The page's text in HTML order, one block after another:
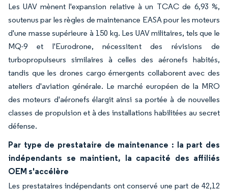
Les UAV mènent l'expansion relative à un TCAC de 6,93 %,
soutenus par les règles de maintenance EASA pour les moteurs
d'une masse supérieure à 150 kg. Les UAV militaires, tels que le
MQ-9 et l'Eurodrone, nécessitent des révisions de
turbopropulseurs similaires à celles des aéronefs habités,
tandis que les drones cargo émergents collaborent avec des
ateliers d'aviation générale. Le marché européen de la MRO
des moteurs d'aéronefs élargit ainsi sa portée à de nouvelles
classes de propulsion et à des installations habilitées au secret
défense.
Par type de prestataire de maintenance : la part des
indépendants se maintient, la capacité des affiliés
OEM s'accélère
Les prestataires indépendants ont conservé une part de 42,12